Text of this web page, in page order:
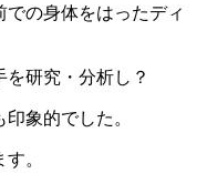
の身体をはったディ
研究・分析し？
象的でした。
。